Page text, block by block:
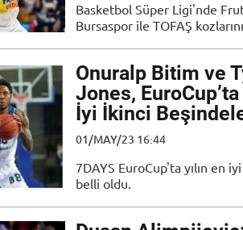
Basketbol Süper Ligi'nde
Bursaspor ile TOFAŞ
Onuralp Bitim ve
Jones, EuroCup’ta
İyi İkinci
01/MAY/23 16:44
7DAYS EuroCup'ta yılın en
belli oldu.